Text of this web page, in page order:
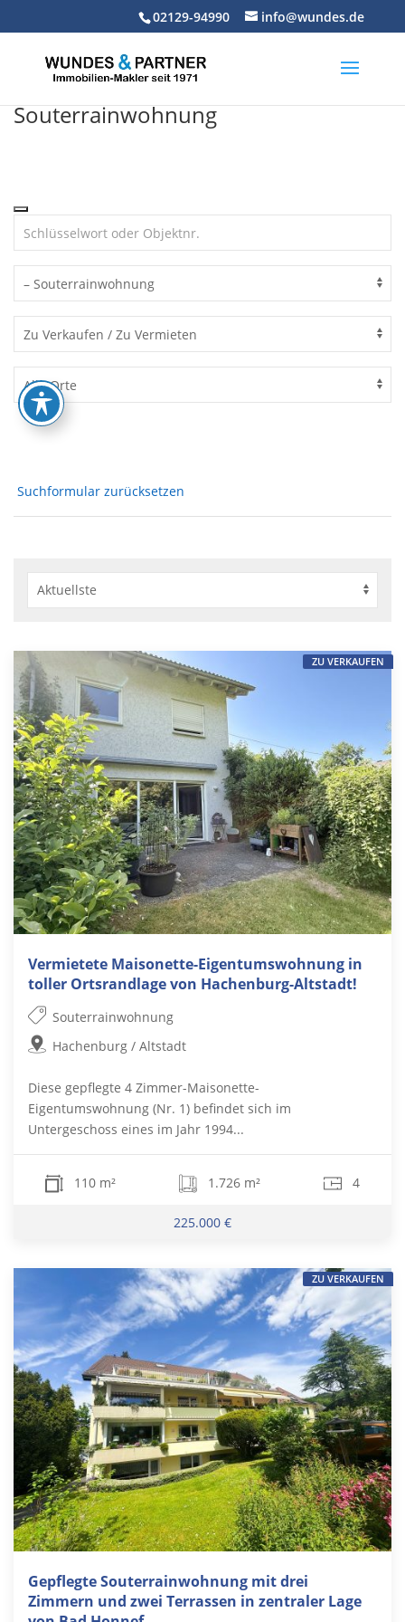
02129-94990 info@wundes.de
Souterrainwohnung
Suchformular zurücksetzen
Vermietete Maisonette-Eigentumswohnung in
toller Ortsrandlage von Hachenburg-Altstadt!
Souterrainwohnung
Hachenburg / Altstadt
Diese gepflegte 4 Zimmer-Maisonette-
Eigentumswohnung (Nr. 1) befindet sich im
Untergeschoss eines im Jahr 1994...
110 m² 1.726 m² 4
225.000 €
ZU VERKAUFEN
Gepflegte Souterrainwohnung mit drei
Zimmern und zwei Terrassen in zentraler Lage
ZU VERKAUFEN